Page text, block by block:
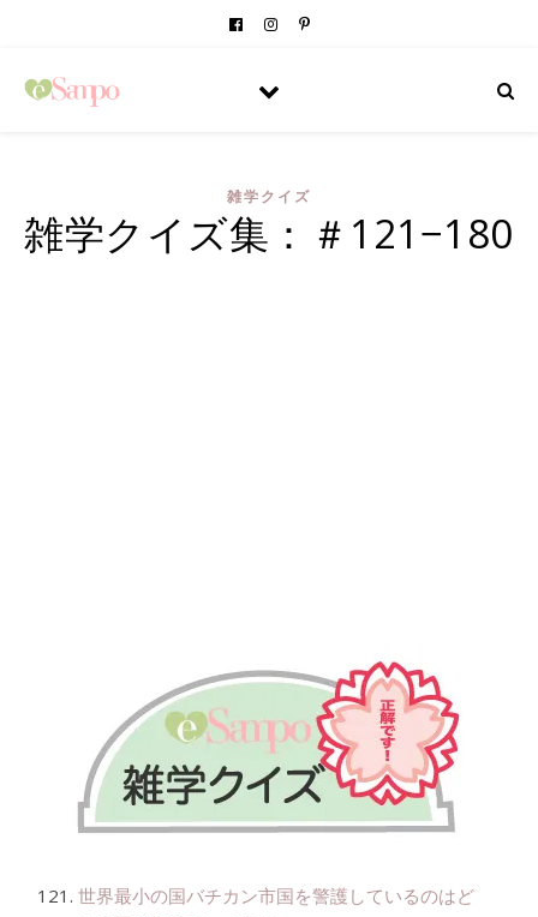
雑学クイズ
雑学クイズ集：＃121−180
世界最小の国バチカン市国を警護しているのはど